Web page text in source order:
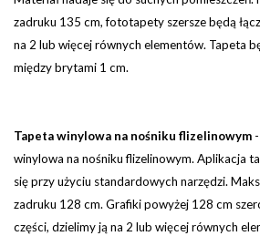
zadruku 135 cm, fototapety szersze będą
na 2 lub więcej równych elementów. Tapeta
między brytami 1 cm.
Tapeta winylowa na nośniku flizelinowym -
winylowa na nośniku flizelinowym. Aplikacja
się przy użyciu standardowych narzędzi.
zadruku 128 cm. Grafiki powyżej 128 cm
części, dzielimy ją na 2 lub więcej równych